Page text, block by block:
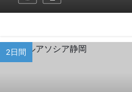
2日間